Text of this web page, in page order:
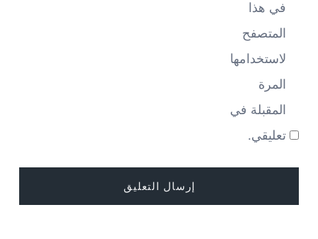
في هذا
المتصفح
لاستخدامها
المرة
المقبلة في
تعليقي.